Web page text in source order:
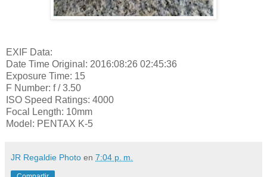
EXIF Data:
Date Time Original: 2016:08:26 02:45:36
Exposure Time: 15
F Number: f / 3.50
ISO Speed Ratings: 4000
Focal Length: 10mm
Model: PENTAX K-5
JR Regaldie Photo en 7:04 p. m.